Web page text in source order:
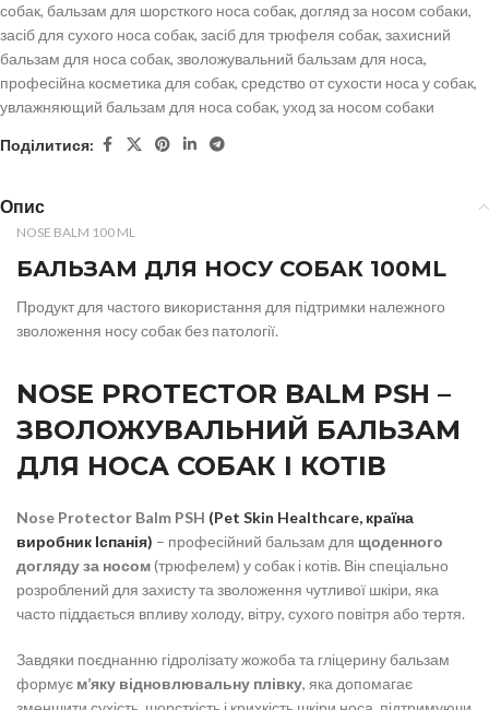
собак, бальзам для шорсткого носа собак, догляд за носом собаки,
засіб для сухого носа собак, засіб для трюфеля собак, захисний
бальзам для носа собак, зволожувальний бальзам для носа,
професійна косметика для собак, средство от сухости носа у собак,
увлажняющий бальзам для носа собак, уход за носом собаки
Поділитися:
Опис
NOSE BALM 100 ML
БАЛЬЗАМ ДЛЯ НОСУ СОБАК 100ML
Продукт для частого використання для підтримки належного
зволоження носу собак без патології.
NOSE PROTECTOR BALM PSH –
ЗВОЛОЖУВАЛЬНИЙ БАЛЬЗАМ
ДЛЯ НОСА СОБАК І КОТІВ
Nose Protector Balm PSH (Pet Skin Healthcare, країна
виробник Іспанія) – професійний бальзам для щоденного
догляду за носом(трюфелем) у собак і котів. Він спеціально
розроблений для захисту та зволоження чутливої шкіри, яка
часто піддається впливу холоду, вітру, сухого повітря або тертя.
Завдяки поєднанню гідролізату жожоба та гліцерину бальзам
формує м’яку відновлювальну плівку, яка допомагає